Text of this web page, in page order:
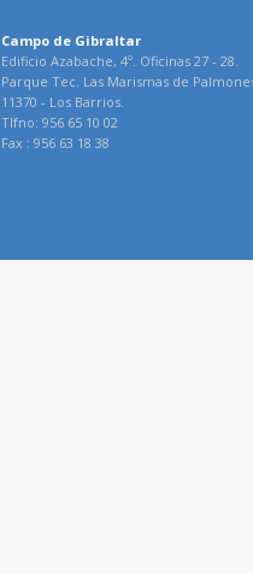
Campo de Gibraltar
Edificio Azabache, 4º. Oficinas 27 - 28.
Parque Tec. Las Marismas de
11370 - Los Barrios.
Tlfno: 956 65 10 02
Fax : 956 63 18 38